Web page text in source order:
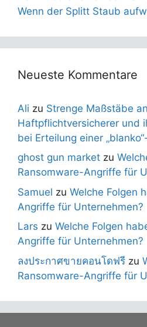
Wenn der Splitt Staub
Neueste Kommentare
Ali zu Strenge Maßstäbe
Haftpflichtversicherer und
bei Erteilung einer
ghost gun market zu
Ransomware-Angriffe für
Samuel zu Welche Folgen
Angriffe für Unternehmen?
Lars zu Welche Folgen
Angriffe für Unternehmen?
ลงประกาศขายคอนโดฟรี zu
Ransomware-Angriffe für